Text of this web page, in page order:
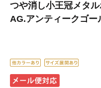
つや消し小王冠メタ
AG.アンティークゴー